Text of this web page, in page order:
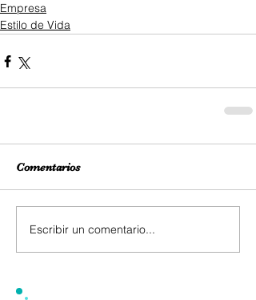
Empresa
Estilo de Vida
Comentarios
Escribir un comentario...